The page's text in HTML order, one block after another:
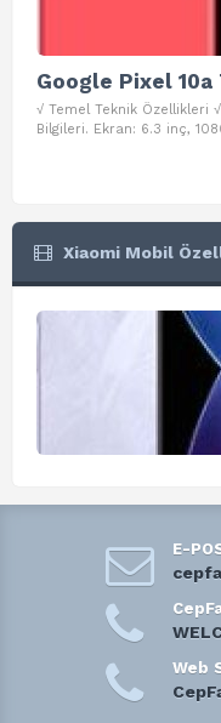
Google Pixel
√ Temel Teknik Özellikleri
Bilgileri. Ekran: 6.3 inç,
Xiaomi Mobil
E-
Web